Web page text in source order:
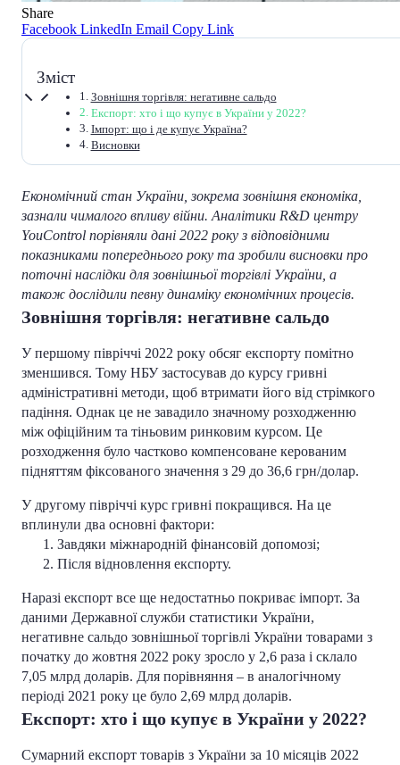
Share
Facebook LinkedIn Email Copy Link
Зміст
Зовнішня торгівля: негативне сальдо
Експорт: хто і що купує в України у 2022?
Імпорт: що і де купує Україна?
Висновки
Економічний стан України, зокрема зовнішня економіка,
зазнали чималого впливу війни. Аналітики R&D центру
YouControl порівняли дані 2022 року з відповідними
показниками попереднього року та зробили висновки про
поточні наслідки для зовнішньої торгівлі України, а
також дослідили певну динаміку економічних процесів.
Зовнішня торгівля: негативне сальдо
У першому півріччі 2022 року обсяг експорту помітно
зменшився. Тому НБУ застосував до курсу гривні
адміністративні методи, щоб втримати його від стрімкого
падіння. Однак це не завадило значному розходженню
між офіційним та тіньовим ринковим курсом. Це
розходження було частково компенсоване керованим
підняттям фіксованого значення з 29 до 36,6 грн/долар.
У другому півріччі курс гривні покращився. На це
вплинули два основні фактори:
Завдяки міжнародній фінансовій допомозі;
Після відновлення експорту.
Наразі експорт все ще недостатньо покриває імпорт. За
даними Державної служби статистики України,
негативне сальдо зовнішньої торгівлі України товарами з
початку до жовтня 2022 року зросло у 2,6 раза і склало
7,05 млрд доларів. Для порівняння – в аналогічному
періоді 2021 року це було 2,69 млрд доларів.
Експорт: хто і що купує в України у 2022?
Сумарний експорт товарів з України за 10 місяців 2022